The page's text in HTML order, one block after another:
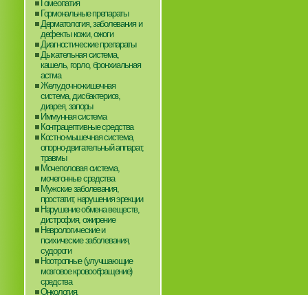
Гомеопатия
Гормональные препараты
Дерматология, заболевания и
дефекты кожи, ожоги
Диагностические препараты
Дыхательная система,
кашель, горло, бронхиальная
астма
Желудочно-кишечная
система, дисбактериоз,
диарея, запоры
Иммунная система
Контрацептивные средства
Костно-мышечная система,
опорно-двигательный аппарат,
травмы
Мочеполовая система,
мочегонные средства
Мужские заболевания,
простатит, нарушения эрекции
Нарушение обмена веществ,
дистрофия, ожирение
Неврологические и
психические заболевания,
судороги
Ноотропные (улучшающие
мозговое кровообращение)
средства
Онкология,